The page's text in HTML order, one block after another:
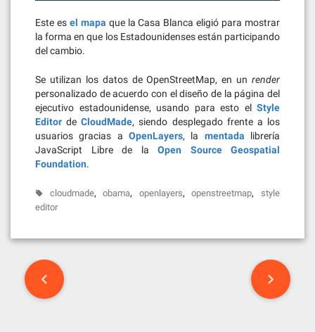
Este es el mapa que la Casa Blanca eligió para mostrar
la forma en que los Estadounidenses están participando
del cambio.
Se utilizan los datos de OpenStreetMap, en un render
personalizado de acuerdo con el diseño de la página del
ejecutivo estadounidense, usando para esto el Style
Editor deCloudMade, siendo desplegado frente a los
usuarios gracias a OpenLayers, la mentada librería
JavaScript Libre de la Open Source Geospatial
Foundation.
cloudmade,obama, openlayers,openstreetmap,style
editor
Post
navigation